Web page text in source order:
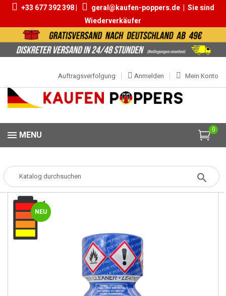
+33 677 392 398 | geral@kaufen-poppers.de | Sie sind
Wiederverkäufer
Mein Konto
Anmelden
Auftragsverfolgung
0
MENU
Popper Popper Klein Blue Lad Darkroom 10ml
NEU